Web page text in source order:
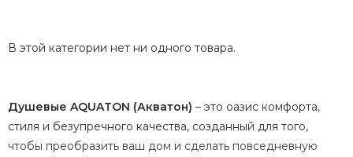
В этой категории нет ни одного товара.
Душевые AQUATON (Акватон) – это оазис комфорта,
стиля и безупречного качества, созданный для того,
чтобы преобразить ваш дом и сделать повседневную